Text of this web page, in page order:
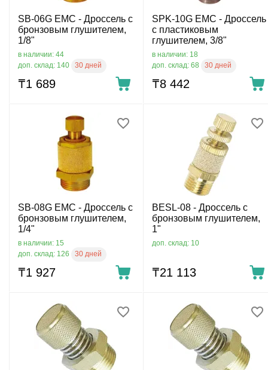
SB-06G EMC - Дроссель с
бронзовым глушителем,
1/8"
в наличии: 44
доп. склад: 140
30 дней
₸1 689
SPK-10G EMC - Дроссель
с пластиковым
глушителем, 3/8"
в наличии: 18
доп. склад: 68
30 дней
₸8 442
SB-08G EMC - Дроссель с
бронзовым глушителем,
1/4"
в наличии: 15
доп. склад: 126
30 дней
₸1 927
BESL-08 - Дроссель с
бронзовым глушителем,
1"
доп. склад: 10
₸21 113